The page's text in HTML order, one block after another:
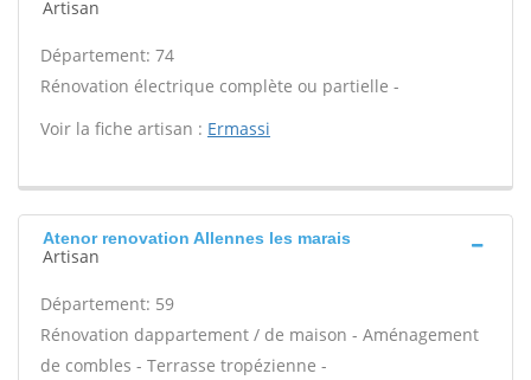
Artisan
Département: 74
Rénovation électrique complète ou partielle -
Voir la fiche artisan : Ermassi
Atenor renovation Allennes les marais
Artisan
Département: 59
Rénovation dappartement / de maison - Aménagement
de combles - Terrasse tropézienne -